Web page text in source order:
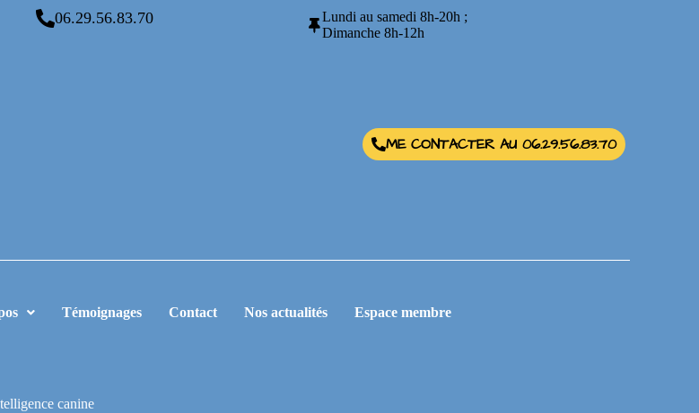
06.29.56.83.70
Lundi au samedi 8h-20h ;
Dimanche 8h-12h
ME CONTACTER AU 06.29.56.83.70
Témoignages Contact Nos actualités Espace membre
canine